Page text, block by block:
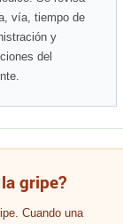
vía, tiempo de
y
del
gripe?
Cuando una